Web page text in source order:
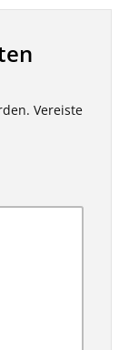
Vereiste